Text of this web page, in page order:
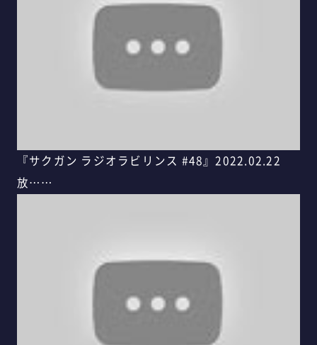
『サクガン ラジオラビリンス #48』2022.02.22
放……